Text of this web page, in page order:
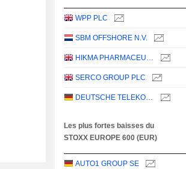
WPP PLC
SBM OFFSHORE N.V.
HIKMA PHARMACEUTICALS PLC
SERCO GROUP PLC
DEUTSCHE TELEKOM AG
Les plus fortes baisses du
STOXX EUROPE 600 (EUR)
AUTO1 GROUP SE